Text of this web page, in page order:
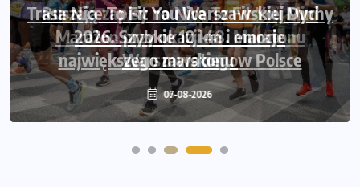
Ruszają zapisy na Nice To Fit You Mini
Maraton przy okazji 48. Maratonu
Warszawskiego
06-08-2026